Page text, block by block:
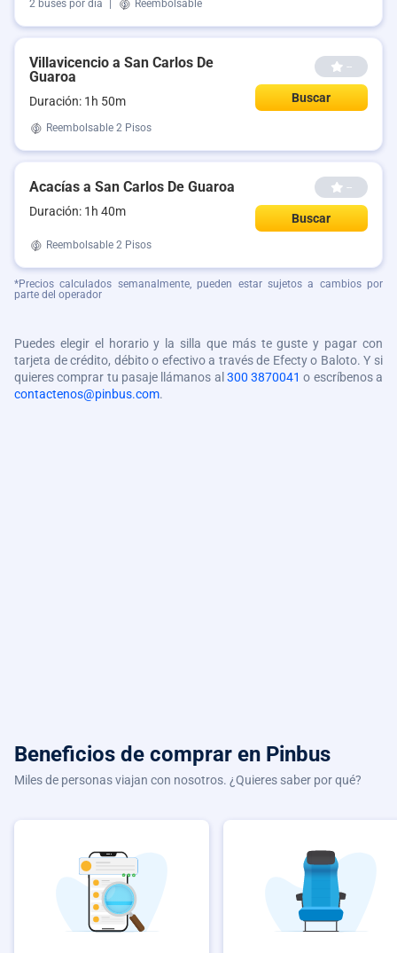
2 buses por día Reembolsable
Villavicencio a San Carlos De
Guaroa
Duración: 1h 50m
--
Buscar
Reembolsable 2 Pisos
Acacías a San Carlos De Guaroa
Duración: 1h 40m
--
Buscar
Reembolsable 2 Pisos
*Precios calculados semanalmente, pueden estar sujetos a cambios por
parte del operador
Puedes elegir el horario y la silla que más te guste y pagar con
tarjeta de crédito, débito o efectivo a través de Efecty o Baloto. Y si
quieres comprar tu pasaje llámanos al 300 3870041 o escríbenos a
contactenos@pinbus.com.
Beneficios de comprar en Pinbus
Miles de personas viajan con nosotros. ¿Quieres saber por qué?